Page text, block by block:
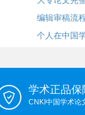
编辑审稿流
个人在中国
学术正品保
CNKI中国学术论